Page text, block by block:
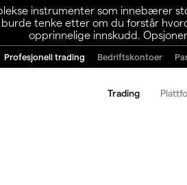
instrumenter som innebærer
tenke etter om du forstår
opprinnelige innskudd.
Profesjonell trading Bedriftskontoer
Trading